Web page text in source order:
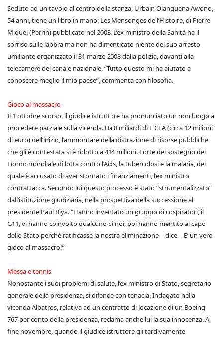
Seduto ad un tavolo al centro della stanza, Urbain Olanguena Awono,
54 anni, tiene un libro in mano: Les Mensonges de l’Histoire, di Pierre
Miquel (Perrin) pubblicato nel 2003. L’ex ministro della Sanità ha il
sorriso sulle labbra ma non ha dimenticato niente del suo arresto
umiliante organizzato il 31 marzo 2008 dalla polizia, davanti alla
telecamere del canale nazionale. “Tutto questo mi ha aiutato a
conoscere meglio il mio paese”, commenta con filosofia.
Gioco al massacro
Il 1 ottobre scorso, il giudice istruttore ha pronunciato un non luogo a
procedere parziale sulla vicenda. Da 8 miliardi di F CFA (circa 12 milioni
di euro) dell’inizio, l’ammontare della distrazione di risorse pubbliche
che gli è contestata si è ridotto a 414 milioni. Forte del sostegno del
Fondo mondiale di lotta contro l’Aids, la tubercolosi e la malaria, del
quale è accusato di aver stornato i finanziamenti, l’ex ministro
contrattacca. Secondo lui questo processo è stato “strumentalizzato”
dall’istituzione giudiziaria, nella prospettiva della successione al
presidente Paul Biya. “Hanno inventato un gruppo di cospiratori, il
G11, vi hanno coinvolto qualcuno di noi, poi hanno mentito al capo
dello Stato perché ratificasse la nostra eliminazione – dice – E’ un vero
gioco al massacro!”
Messa e tennis
Nonostante i suoi problemi di salute, l’ex ministro di Stato, segretario
generale della presidenza, si difende con tenacia. Indagato nella
vicenda Albatros, relativa ad un contratto di locazione di un Boeing
767 per conto della presidenza, reclama anche lui la sua innocenza. A
fine novembre, quando il giudice istruttore gli tardivamente